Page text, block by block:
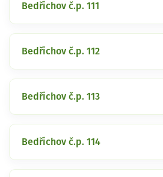
Bedřichov č.p. 111
Bedřichov č.p. 112
Bedřichov č.p. 113
Bedřichov č.p. 114